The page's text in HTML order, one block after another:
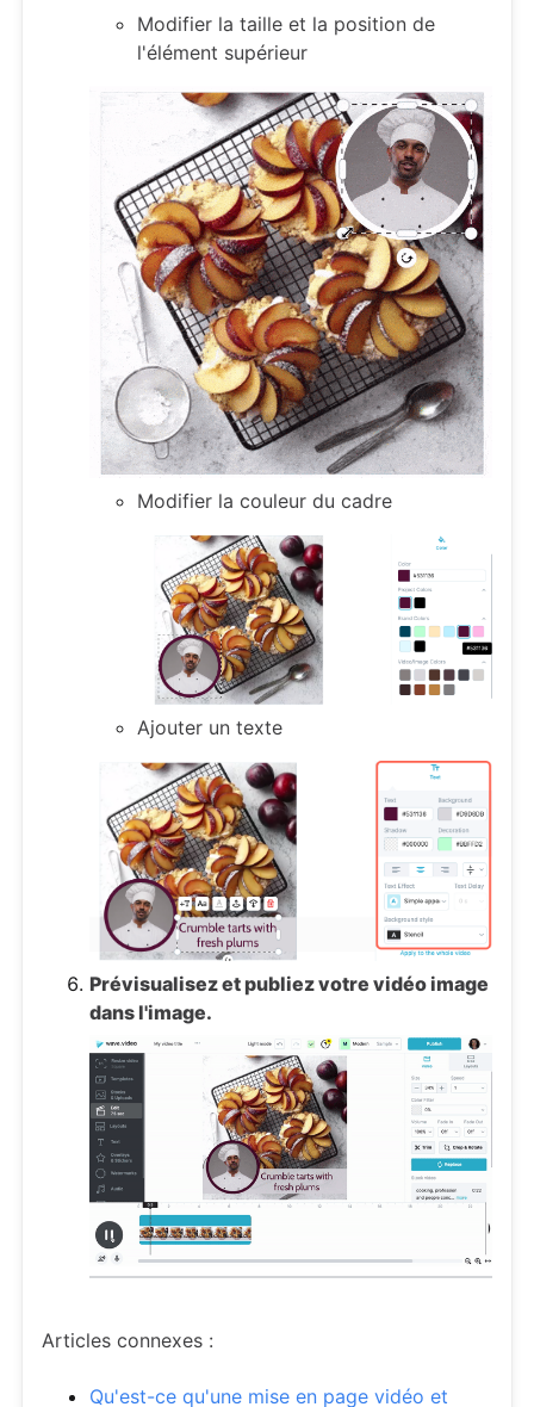
Modifier la taille et la position de
l'élément supérieur
Modifier la couleur du cadre
Ajouter un texte
Prévisualisez et publiez votre vidéo image
dans l'image.
Articles connexes :
Qu'est-ce qu'une mise en page vidéo et